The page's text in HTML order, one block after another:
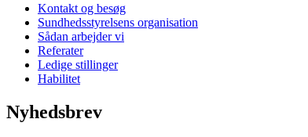
Kontakt og besøg
Sundhedsstyrelsens organisation
Sådan arbejder vi
Referater
Ledige stillinger
Habilitet
Nyhedsbrev